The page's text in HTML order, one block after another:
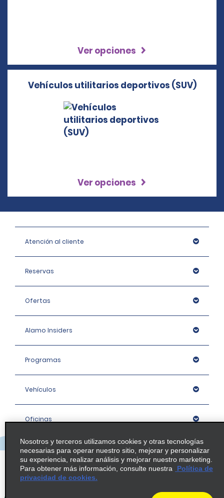
Ver opciones
Vehículos utilitarios deportivos (SUV)
Ver opciones
Atención al cliente
Reservas
Ofertas
Alamo Insiders
Programas
Vehículos
Oficinas
Empresa
Política / Mapa del sitio
Nosotros y terceros utilizamos cookies y otras tecnologías
necesarias para operar nuestro sitio, mejorar y personalizar
su experiencia, realizar análisis y mejorar nuestro marketing.
Para obtener más información, consulte nuestra
Política de
privacidad de cookies.